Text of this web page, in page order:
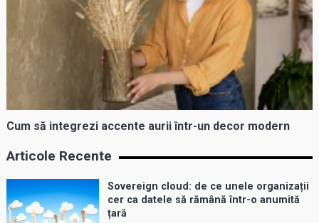
Cum să integrezi accente aurii într-un decor modern
Articole Recente
Sovereign cloud: de ce unele organizații
cer ca datele să rămână într-o anumită
țară